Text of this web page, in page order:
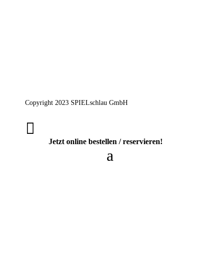
Copyright 2023 SPIELschlau GmbH

Jetzt online bestellen / reservieren!